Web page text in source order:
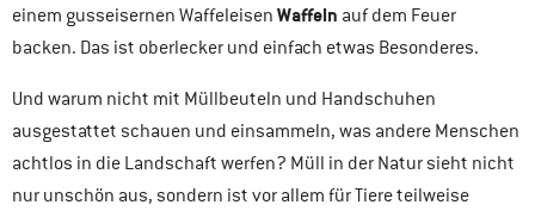
einem gusseisernen Waffeleisen Waffeln auf dem Feuer
backen. Das ist oberlecker und einfach etwas Besonderes.
Und warum nicht mit Müllbeuteln und Handschuhen
ausgestattet schauen und einsammeln, was andere Menschen
achtlos in die Landschaft werfen? Müll in der Natur sieht nicht
nur unschön aus, sondern ist vor allem für Tiere teilweise